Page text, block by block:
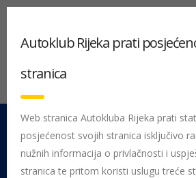
051 212 442 Centrala
Pon - Pet 08:00 - 16:00
Autoklub Rijeka prati
stranica
Web stranica Autokluba Rijeka prati
posjećenost svojih stranica isključivo
nužnih informacija o privlačnosti i
stranica te pritom koristi uslugu treće